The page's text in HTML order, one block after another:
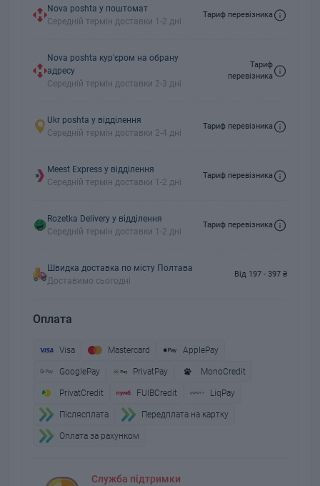
Nova poshta у поштомат
Середній термін доставки 1-2 дні
Тариф перевізника
Nova poshta кур'єром на обрану
адресу
Середній термін доставки 2-3 дні
Тариф
перевізника
Ukr poshta у відділення
Середній термін доставки 2-4 дні
Тариф перевізника
Meest Express у відділення
Середній термін доставки 1-2 дні
Тариф перевізника
Rozetka Delivery у відділення
Середній термін доставки 1-2 дні
Тариф перевізника
Швидка доставка по місту Полтава
Доставимо сьогодні
Від 197 - 397 ₴
Оплата
Visa Mastercard ApplePay
GooglePay PrivatPay MonoCredit
PrivatCredit FUIBCredit LiqPay
Пiслясплата Передплата на картку
Оплата за рахунком
Служба підтримки